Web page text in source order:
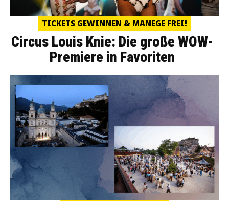
TICKETS GEWINNEN & MANEGE FREI!
Circus Louis Knie: Die große WOW-
Premiere in Favoriten